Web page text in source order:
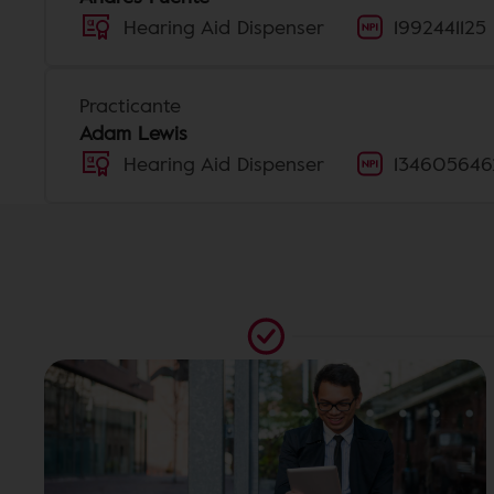
Hearing Aid Dispenser
1992441125
Practicante
Adam Lewis
Hearing Aid Dispenser